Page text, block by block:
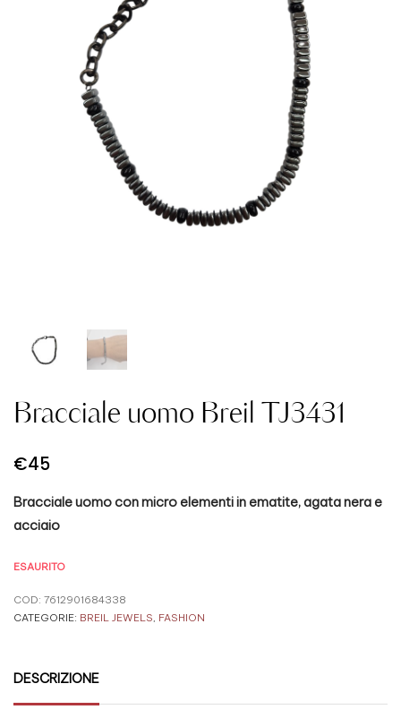
Bracciale uomo Breil TJ3431
€45
Bracciale uomo con micro elementi in ematite, agata nera e
acciaio
ESAURITO
COD: 7612901684338
CATEGORIE: BREIL JEWELS, FASHION
DESCRIZIONE